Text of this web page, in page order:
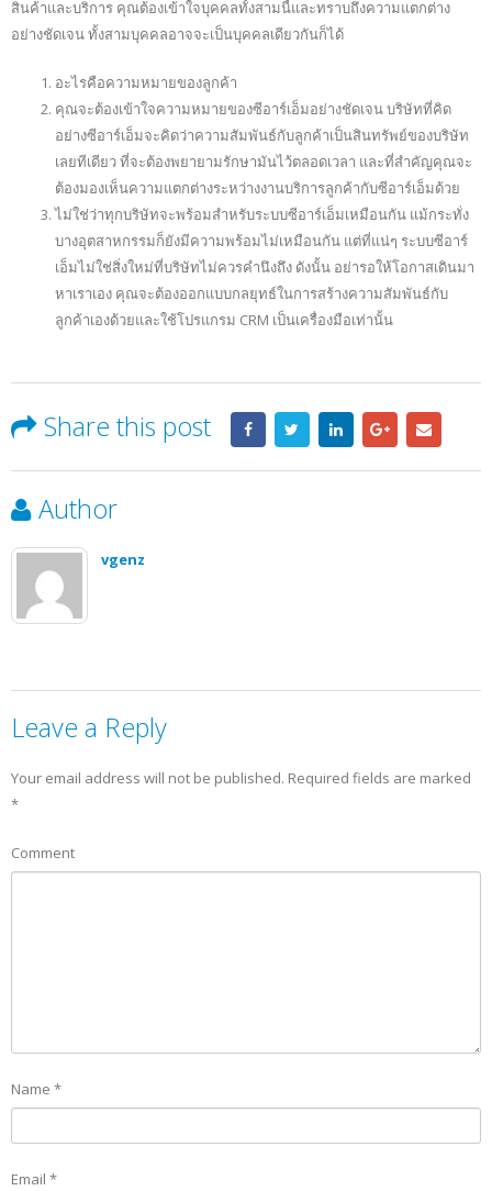
สินค้าและบริการ คุณต้องเข้าใจบุคคลทั้งสามนี้และทราบถึงความแตกต่าง
อย่างชัดเจน ทั้งสามบุคคลอาจจะเป็นบุคคลเดียวกันก็ได้
อะไรคือความหมายของลูกค้า
คุณจะต้องเข้าใจความหมายของซีอาร์เอ็มอย่างชัดเจน บริษัทที่คิด
อย่างซีอาร์เอ็มจะคิดว่าความสัมพันธ์กับลูกค้าเป็นสินทรัพย์ของบริษัท
เลยทีเดียว ที่จะต้องพยายามรักษามันไว้ตลอดเวลา และที่สำคัญคุณจะ
ต้องมองเห็นความแตกต่างระหว่างงานบริการลูกค้ากับซีอาร์เอ็มด้วย
ไม่ใช่ว่าทุกบริษัทจะพร้อมสำหรับระบบซีอาร์เอ็มเหมือนกัน แม้กระทั่ง
บางอุตสาหกรรมก็ยังมีความพร้อมไม่เหมือนกัน แต่ที่แน่ๆ ระบบซีอาร์
เอ็มไม่ใช่สิ่งใหม่ที่บริษัทไม่ควรคำนึงถึง ดังนั้น อย่ารอให้โอกาสเดินมา
หาเราเอง คุณจะต้องออกแบบกลยุทธ์ในการสร้างความสัมพันธ์กับ
ลูกค้าเองด้วยและใช้โปรแกรม CRM เป็นเครื่องมือเท่านั้น
Share this post
Author
vgenz
Leave a Reply
Your email address will not be published. Required fields are marked
*
Comment
Name *
Email *